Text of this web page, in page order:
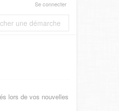
Se connecter
lors de vos nouvelles